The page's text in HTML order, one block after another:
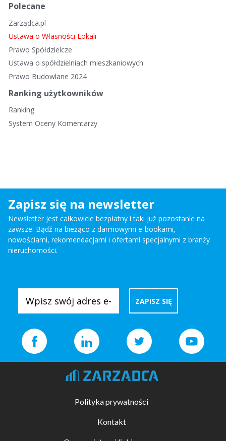
Polecane
Zarządca.pl
Ustawa o Własności Lokali
Prawo Spółdzielcze
Ustawa o spółdzielniach mieszkaniowych
Prawo Budowlane 2024
Ranking użytkowników
Ranking
System Oceny Komentarzy
Zapisz się na newsletter
Newsletter jest całkowicie bezpłatny i taki już pozostanie na
zawsze. Bądź na bieżąco z darmowymi e-bookami,
nowościami, rekomendacjami i ofertami specjalnymi z branży
nieruchomości.
Polityka prywatności
Kontakt